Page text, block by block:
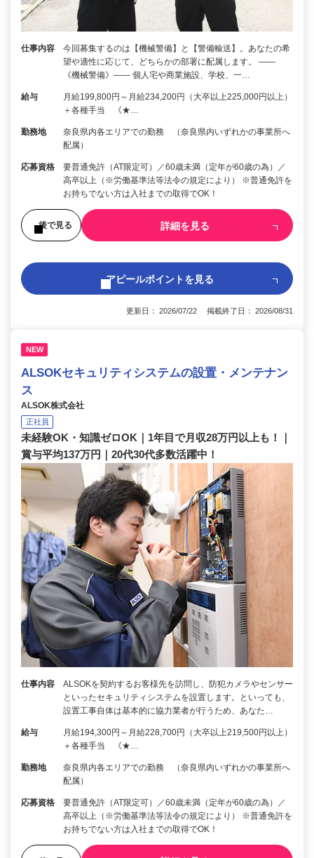
仕事内容
今回募集するのは【機械警備】と【警備輸送】。あなたの希
望や適性に応じて、どちらかの部署に配属します。 ――
《機械警備》―― 個人宅や商業施設、学校、一…
給与
月給199,800円～月給234,200円（大卒以上225,000円以上）
＋各種手当 《★…
勤務地
奈良県内各エリアでの勤務 （奈良県内いずれかの事業所へ
配属）
応募資格
要普通免許（AT限定可）／60歳未満（定年が60歳の為）／
高卒以上（※労働基準法等法令の規定により） ※普通免許を
お持ちでない方は入社までの取得でOK！
後で見る 詳細を見る
アピールポイントを見る
更新日： 2026/07/22 掲載終了日： 2026/08/31
NEW
ALSOKセキュリティシステムの設置・メンテナン
ス
ALSOK株式会社
正社員
未経験OK・知識ゼロOK｜1年目で月収28万円以上も！｜
賞与平均137万円｜20代30代多数活躍中！
仕事内容
ALSOKを契約するお客様先を訪問し、防犯カメラやセンサー
といったセキュリティシステムを設置します。といっても、
設置工事自体は基本的に協力業者が行うため、あなた…
給与
月給194,300円～月給228,700円（大卒以上219,500円以上）
＋各種手当 《★…
勤務地
奈良県内各エリアでの勤務 （奈良県内いずれかの事業所へ
配属）
応募資格
要普通免許（AT限定可）／60歳未満（定年が60歳の為）／
高卒以上（※労働基準法等法令の規定により） ※普通免許を
お持ちでない方は入社までの取得でOK！